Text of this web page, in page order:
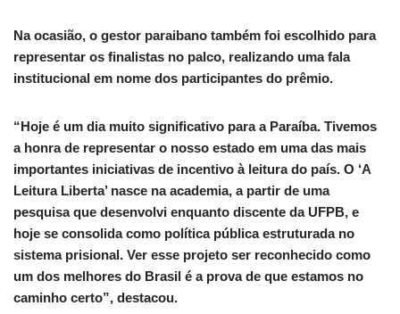
Na ocasião, o gestor paraibano também foi escolhido para
representar os finalistas no palco, realizando uma fala
institucional em nome dos participantes do prêmio.
“Hoje é um dia muito significativo para a Paraíba. Tivemos
a honra de representar o nosso estado em uma das mais
importantes iniciativas de incentivo à leitura do país. O ‘A
Leitura Liberta’ nasce na academia, a partir de uma
pesquisa que desenvolvi enquanto discente da UFPB, e
hoje se consolida como política pública estruturada no
sistema prisional. Ver esse projeto ser reconhecido como
um dos melhores do Brasil é a prova de que estamos no
caminho certo”, destacou.